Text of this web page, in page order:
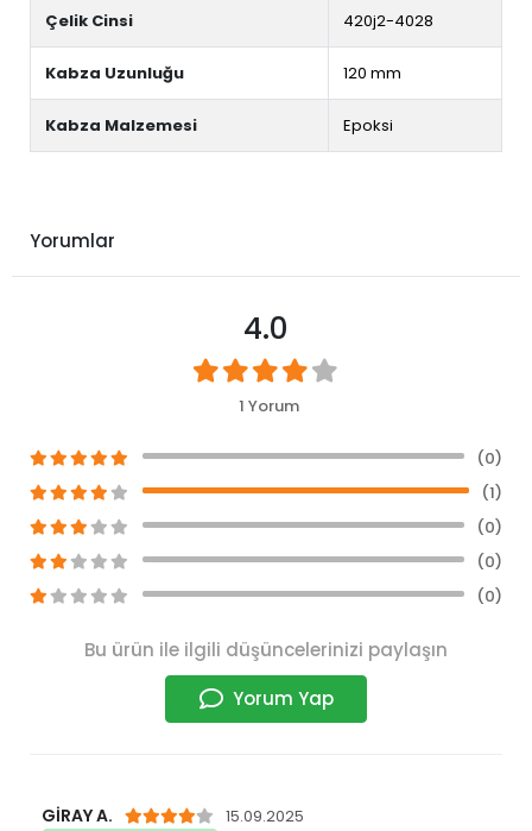
Çelik Cinsi 420j2-4028
Kabza Uzunluğu 120 mm
Kabza Malzemesi Epoksi
Yorumlar
4.0
1 Yorum
(0)
(1)
(0)
(0)
(0)
Bu ürün ile ilgili düşüncelerinizi paylaşın
Yorum Yap
GİRAY A.
15.09.2025